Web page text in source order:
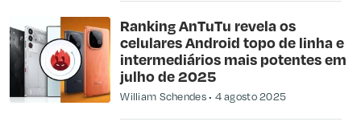
Ranking AnTuTu revela os
celulares Android topo de linha e
intermediários mais potentes em
julho de 2025
William Schendes 4 agosto 2025